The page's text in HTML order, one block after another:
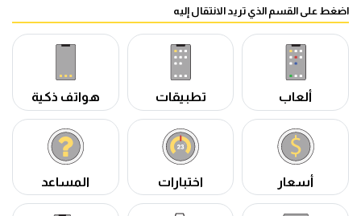
اضغط على القسم الذي تريد الانتقال إليه
ألعاب تطبيقات هواتف ذكية
أسعار اختبارات المساعد